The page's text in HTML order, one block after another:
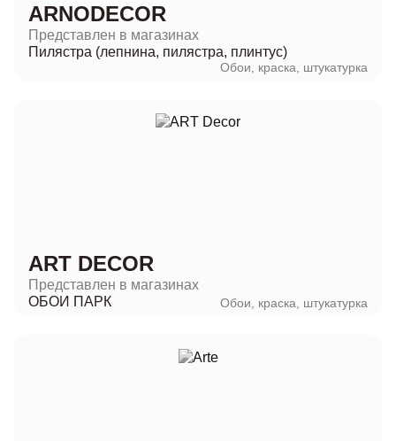
ARNODECOR
Представлен в магазинах
Пилястра (лепнина, пилястра, плинтус)
Обои, краска, штукатурка
ART DECOR
Представлен в магазинах
ОБОИ ПАРК
Обои, краска, штукатурка